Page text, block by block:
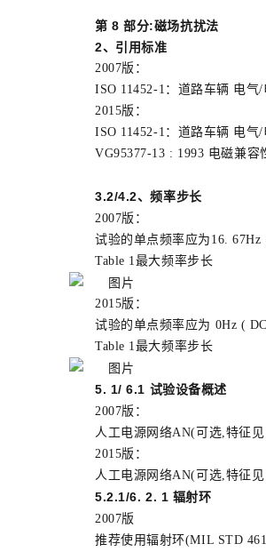
第 8 部分:磁场抗扰法
2、引用标准
2007版：
ISO 11452-1：道路车辆 电气/
2015版：
ISO 11452-1：道路车辆 电气/
VG95377-13 : 1993 电磁兼容
3.2/4.2、频率步长
2007版：
试验的单点频率应为16. 67Hz
Table 1最大频率步长
2015版：
试验的单点频率应为 0Hz ( DC
Table 1最大频率步长
5. 1/ 6.1 试验设备概述
2007版：
人工电源网络AN(可选,特征见
2015版：
人工电源网络AN(可选,特征见
5.2.1/6. 2. 1 辐射环
2007版
推荐使用辐射环(MIL STD